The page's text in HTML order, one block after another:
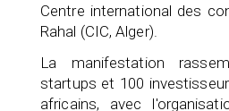
Centre international des
Rahal (CIC, Alger).
La manifestation
startups et 100
africains, avec